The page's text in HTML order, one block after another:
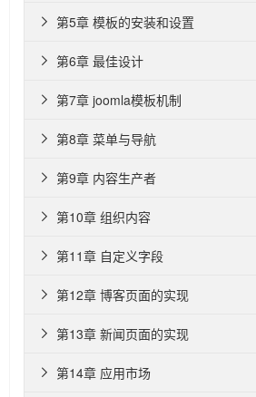
第5章 模板的安装和设置

第6章 最佳设计

第7章 joomla模板机制

第8章 菜单与导航

第9章 内容生产者

第10章 组织内容

第11章 自定义字段

第12章 博客页面的实现

第13章 新闻页面的实现

第14章 应用市场
